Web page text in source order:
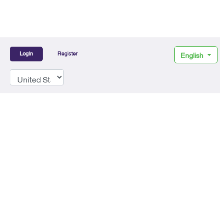
LogIn Register English